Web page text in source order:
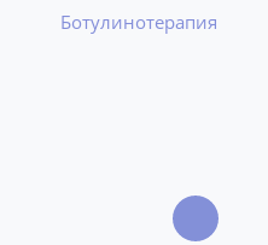
Ботулинотерапия